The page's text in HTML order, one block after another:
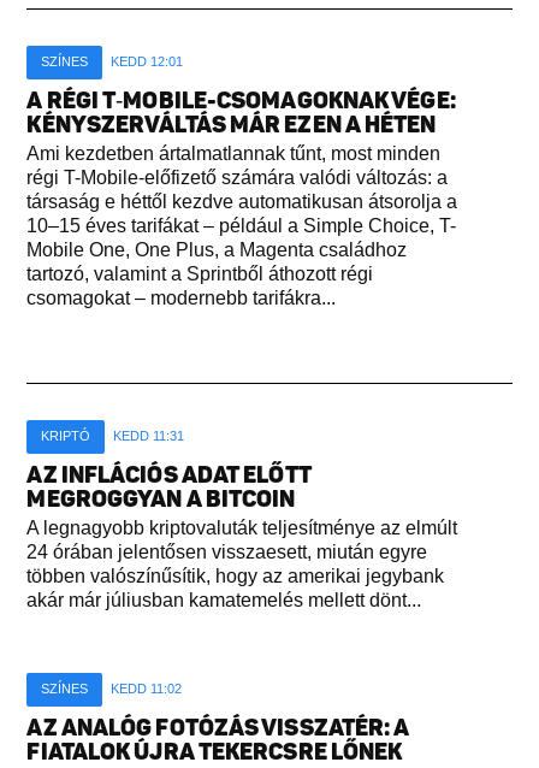
SZÍNES KEDD 12:01
A RÉGI T‑MOBILE-CSOMAGOKNAK VÉGE:
KÉNYSZERVÁLTÁS MÁR EZEN A HÉTEN
Ami kezdetben ártalmatlannak tűnt, most minden
régi T-Mobile-előfizető számára valódi változás: a
társaság e héttől kezdve automatikusan átsorolja a
10–15 éves tarifákat – például a Simple Choice, T-
Mobile One, One Plus, a Magenta családhoz
tartozó, valamint a Sprintből áthozott régi
csomagokat – modernebb tarifákra...
KRIPTÓ KEDD 11:31
AZ INFLÁCIÓS ADAT ELŐTT
MEGROGGYAN A BITCOIN
A legnagyobb kriptovaluták teljesítménye az elmúlt
24 órában jelentősen visszaesett, miután egyre
többen valószínűsítik, hogy az amerikai jegybank
akár már júliusban kamatemelés mellett dönt...
SZÍNES KEDD 11:02
AZ ANALÓG FOTÓZÁS VISSZATÉR: A
FIATALOK ÚJRA TEKERCSRE LŐNEK